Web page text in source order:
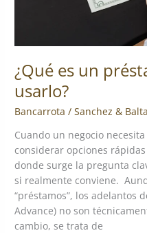
¿Qué es un
usarlo?
Bancarrota /Sanchez &
Cuando un negocio
considerar opciones
donde surge la pregunta
si realmente conviene.
“préstamos”, los adelantos
Advance) no son
cambio, se trata de